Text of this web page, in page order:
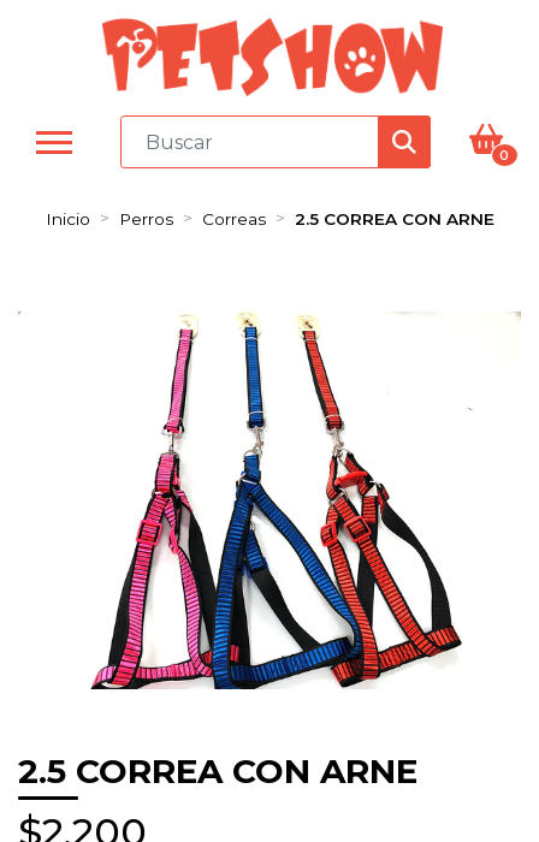
0
Inicio Perros Correas 2.5 CORREA CON ARNE
2.5 CORREA CON ARNE
$2.200